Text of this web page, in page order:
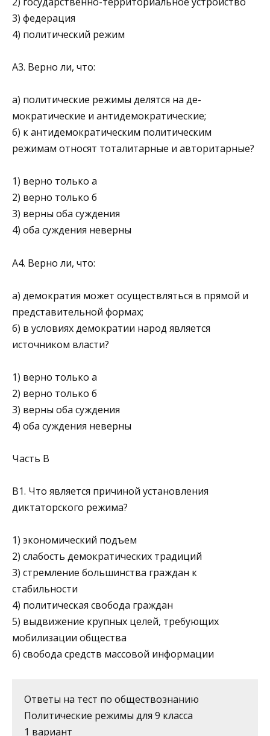
3) федерация
4) политический режим
А3. Верно ли, что:
а) политические режимы делятся на де­
мократические и антидемократические;
б) к антидемокра­тическим политическим
режимам относят тоталитарные и авторитарные?
1) верно только а
2) верно только б
3) верны оба суждения
4) оба суждения неверны
А4. Верно ли, что:
а) демократия может осуществляться в прямой и
представительной формах;
б) в условиях де­мократии народ является
источником власти?
1) верно только а
2) верно только б
3) верны оба суждения
4) оба суждения неверны
Часть B
В1. Что является причиной установления
диктаторского режима?
1) экономический подъем
2) слабость демократических традиций
3) стремление большинства граждан к
стабильности
4) политическая свобода граждан
5) выдвижение крупных целей, требующих
мобили­зации общества
6) свобода средств массовой информации
Ответы на тест по обществознанию
Политические режимы для 9 класса
1 вариант